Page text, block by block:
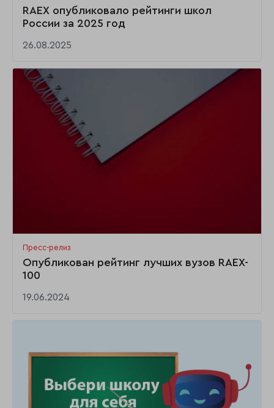
RAEX опубликовало рейтинги школ
России за 2025 год
26.08.2025
Пресс-релиз
Опубликован рейтинг лучших вузов RAEX-
100
19.06.2024